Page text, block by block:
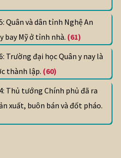
Quân và dân tỉnh Nghệ An
bay Mỹ ở tỉnh nhà. (61)
Trường đại học Quân y nay là
thành lập. (60)
Thủ tướng Chính phủ đã ra
xuất, buôn bán và đốt pháo.